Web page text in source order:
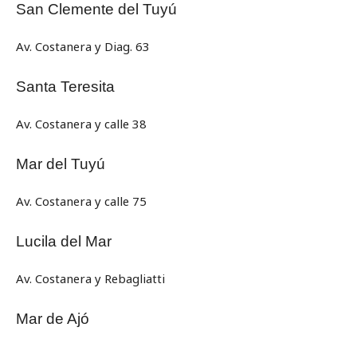
San Clemente del Tuyú
Av. Costanera y Diag. 63
Santa Teresita
Av. Costanera y calle 38
Mar del Tuyú
Av. Costanera y calle 75
Lucila del Mar
Av. Costanera y Rebagliatti
Mar de Ajó